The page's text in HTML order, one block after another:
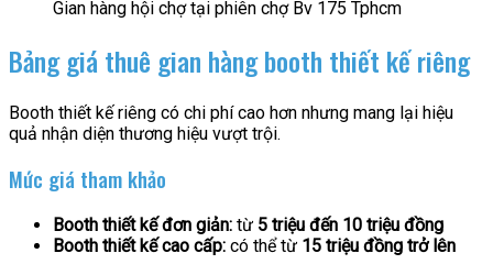
Gian hàng hội chợ tại phiên chợ Bv 175 Tphcm
Bảng giá thuê gian hàng booth thiết kế riêng
Booth thiết kế riêng có chi phí cao hơn nhưng mang lại hiệu
quả nhận diện thương hiệu vượt trội.
Mức giá tham khảo
Booth thiết kế đơn giản: từ 5 triệu đến 10 triệu đồng
Booth thiết kế cao cấp: có thể từ 15 triệu đồng trở lên